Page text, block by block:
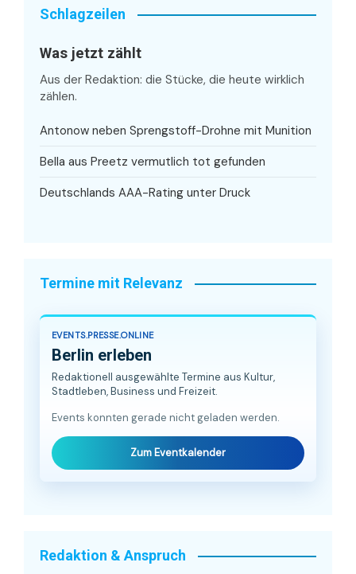
Schlagzeilen
Was jetzt zählt
Aus der Redaktion: die Stücke, die heute wirklich
zählen.
Antonow neben Sprengstoff-Drohne mit Munition
Bella aus Preetz vermutlich tot gefunden
Deutschlands AAA-Rating unter Druck
Termine mit Relevanz
EVENTS.PRESSE.ONLINE
Berlin erleben
Redaktionell ausgewählte Termine aus Kultur,
Stadtleben, Business und Freizeit.
Events konnten gerade nicht geladen werden.
Zum Eventkalender
Redaktion & Anspruch